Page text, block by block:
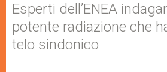
Esperti dell’ENEA
potente radiazione che
telo sindonico